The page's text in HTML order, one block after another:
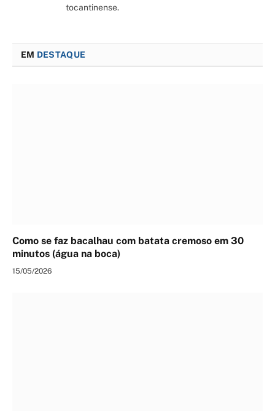
tocantinense.
EM DESTAQUE
Como se faz bacalhau com batata cremoso em 30
minutos (água na boca)
15/05/2026